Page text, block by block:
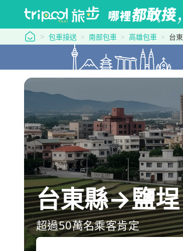
tripool 旅步
包車接送 南部包車 高雄包車 台
台東縣→鹽
超過50萬名乘客肯定